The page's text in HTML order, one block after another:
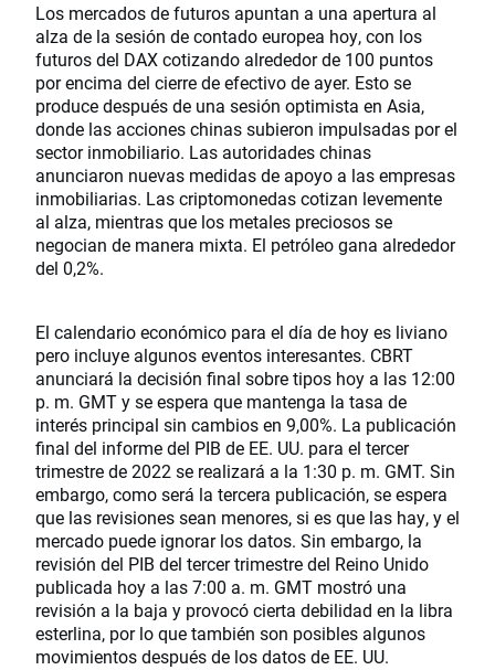
Los mercados de futuros apuntan a una apertura al
alza de la sesión de contado europea hoy, con los
futuros del DAX cotizando alrededor de 100 puntos
por encima del cierre de efectivo de ayer. Esto se
produce después de una sesión optimista en Asia,
donde las acciones chinas subieron impulsadas por el
sector inmobiliario. Las autoridades chinas
anunciaron nuevas medidas de apoyo a las empresas
inmobiliarias. Las criptomonedas cotizan levemente
al alza, mientras que los metales preciosos se
negocian de manera mixta. El petróleo gana alrededor
del 0,2%.
El calendario económico para el día de hoy es liviano
pero incluye algunos eventos interesantes. CBRT
anunciará la decisión final sobre tipos hoy a las 12:00
p. m. GMT y se espera que mantenga la tasa de
interés principal sin cambios en 9,00%. La publicación
final del informe del PIB de EE. UU. para el tercer
trimestre de 2022 se realizará a la 1:30 p. m. GMT. Sin
embargo, como será la tercera publicación, se espera
que las revisiones sean menores, si es que las hay, y el
mercado puede ignorar los datos. Sin embargo, la
revisión del PIB del tercer trimestre del Reino Unido
publicada hoy a las 7:00 a. m. GMT mostró una
revisión a la baja y provocó cierta debilidad en la libra
esterlina, por lo que también son posibles algunos
movimientos después de los datos de EE. UU.